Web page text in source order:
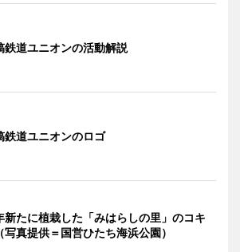
鉄道ユニオンの活動解説
鉄道ユニオンのロゴ
新たに植栽した「みはらしの里」のコキ
写真提供＝国営ひたち海浜公園）